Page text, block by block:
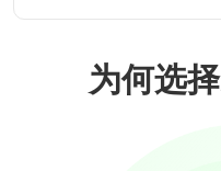
为何选